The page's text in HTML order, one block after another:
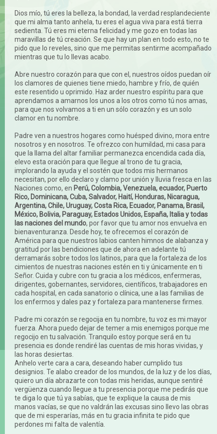
Dios mío, tú eres la belleza, la bondad, la verdad resplandeciente
que mi alma tanto anhela, tu eres el agua viva para está tierra
sedienta. Tú eres mi eterna felicidad y me gozo en todas las
maravillas de tú creación. Se que hay un plan en todo esto, no te
pido que lo reveles, sino que me permitas sentirme acompañado
mientras que tu lo llevas acabo.
Abre nuestro corazón para que con el, nuestros oídos puedan oír
los clamores de quienes tiene miedo, hambre y frío, de quién
este resentido u oprimido. Haz arder nuestro espíritu para que
aprendamos a amarnos los unos a los otros como tú nos amas,
para que nos volvamos a ti en un sólo corazón y es un solo
clamor en tu nombre.
Padre ven a nuestros hogares como huésped divino, mora entre
nosotros y en nosotros. Te ofrezco con humildad, mi casa para
que la llama del altar familiar permanezca encendida cada día,
elevo esta oración para que llegue al trono de tu gracia,
implorando la ayuda y el sostén que todos mis hermanos
necesitan, por ello declaro y clamo por unión y lluvia fresca en las
Naciones como, en Perú, Colombia, Venezuela, ecuador, Puerto
Rico, Dominicana, Cuba, Salvador, Haití, Honduras, Nicaragua,
Argentina, Chile, Uruguay, Costa Rica, Ecuador, Panama, Brasil,
México, Bolivia, Paraguay, Estados Unidos, España, Italia y todas
las naciones del mundo, por favor que tu amor nos envuelva en
bienaventuranza. Desde hoy, te ofrecemos el corazón de
América para que nuestros labios canten himnos de alabanza y
gratitud por las bendiciones que de ahora en adelante tú
derramarás sobre todos los latinos, para que la fortaleza de los
cimientos de nuestras naciones estén en ti y únicamente en ti
Señor. Cuida y cubre con tu gracia a los médicos, enfermeras,
dirigentes, gobernantes, servidores, científicos, trabajadores en
cada hospital, en cada sanatorio o clínica, une a las familias de
los enfermos y dales paz y fortaleza para mantenerse firmes.
Padre mi corazón se regocija en tu nombre, tu voz es mi mayor
fuerza. Ahora puedo dejar de temer a mis enemigos porque me
regocijo en tu salvación. Tranquilo estoy porque será en tu
presencia es donde rendiré las cuentas de mis horas vividas, y
las horas desiertas.
Anhelo verte cara a cara, deseando haber cumplido tus
designios. Te alabo creador de los mundos, de la luz y de los días,
quiero un día abrazarte con todas mis heridas, aunque sentiré
vergüenza cuando llegue a tu presencia porque me pedirás que
te diga lo que tú ya sabías, que te explique la causa de mis
manos vacías, se que no valdrán las excusas sino llevo las obras
que de mi esperarías, más en tu gracia infinita te pido que
perdones mi falta de valentía.